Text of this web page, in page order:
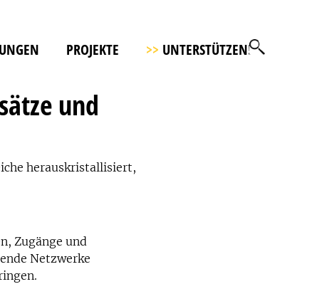
PROJEKTE >> UNTERSTÜTZEN!
und
herauskristallisiert,
Zugänge und
Netzwerke